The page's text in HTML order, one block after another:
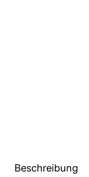
Beschreibung